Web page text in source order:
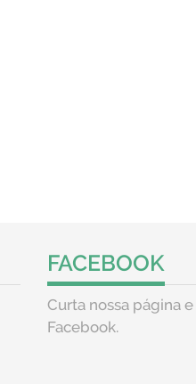
FACEBOOK
Curta nossa página
Facebook.